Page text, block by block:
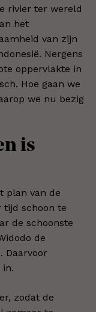
rivier ter wereld
het
van zijn
Nergens
oppervlakte in
Hoe gaan we
we nu bezig
is
plan van de
tijd schoon te
de schoonste
de
Daarvoor
in.
zodat de